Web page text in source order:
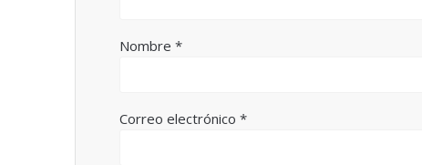
Nombre*
Correo electrónico*